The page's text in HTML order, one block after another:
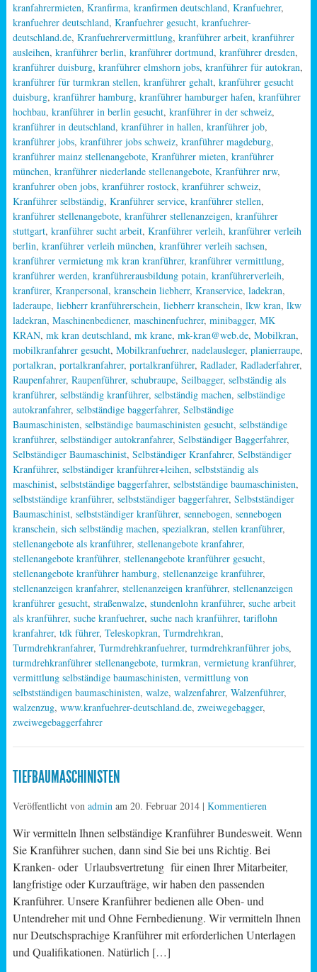
kranfahrermieten, Kranfirma, kranfirmen deutschland, Kranfuehrer,
kranfuehrer deutschland, Kranfuehrer gesucht, kranfuehrer-
deutschland.de, Kranfuehrervermittlung, kranführer arbeit, kranführer
ausleihen, kranführer berlin, kranführer dortmund, kranführer dresden,
kranführer duisburg, kranführer elmshorn jobs, kranführer für autokran,
kranführer für turmkran stellen, kranführer gehalt, kranführer gesucht
duisburg, kranführer hamburg, kranführer hamburger hafen, kranführer
hochbau, kranführer in berlin gesucht, kranführer in der schweiz,
kranführer in deutschland, kranführer in hallen, kranführer job,
kranführer jobs, kranführer jobs schweiz, kranführer magdeburg,
kranführer mainz stellenangebote, Kranführer mieten, kranführer
münchen, kranführer niederlande stellenangebote, Kranführer nrw,
kranfuhrer oben jobs, kranführer rostock, kranführer schweiz,
Kranführer selbständig, Kranführer service, kranführer stellen,
kranführer stellenangebote, kranführer stellenanzeigen, kranführer
stuttgart, kranführer sucht arbeit, Kranführer verleih, kranführer verleih
berlin, kranführer verleih münchen, kranführer verleih sachsen,
kranführer vermietung mk kran kranführer, kranführer vermittlung,
kranführer werden, kranführerausbildung potain, kranführerverleih,
kranfürer, Kranpersonal, kranschein liebherr, Kranservice, ladekran,
laderaupe, liebherr kranführerschein, liebherr kranschein, lkw kran, lkw
ladekran, Maschinenbediener, maschinenfuehrer, minibagger, MK
KRAN, mk kran deutschland, mk krane, mk-kran@web.de, Mobilkran,
mobilkranfahrer gesucht, Mobilkranfuehrer, nadelausleger, planierraupe,
portalkran, portalkranfahrer, portalkranführer, Radlader, Radladerfahrer,
Raupenfahrer, Raupenführer, schubraupe, Seilbagger, selbständig als
kranführer, selbständig kranführer, selbständig machen, selbständige
autokranfahrer, selbständige baggerfahrer, Selbständige
Baumaschinisten, selbständige baumaschinisten gesucht, selbständige
kranführer, selbständiger autokranfahrer, Selbständiger Baggerfahrer,
Selbständiger Baumaschinist, Selbständiger Kranfahrer, Selbständiger
Kranführer, selbständiger kranführer+leihen, selbstständig als
maschinist, selbstständige baggerfahrer, selbstständige baumaschinisten,
selbstständige kranführer, selbstständiger baggerfahrer, Selbstständiger
Baumaschinist, selbstständiger kranführer, sennebogen, sennebogen
kranschein, sich selbständig machen, spezialkran, stellen kranführer,
stellenangebote als kranführer, stellenangebote kranfahrer,
stellenangebote kranführer, stellenangebote kranführer gesucht,
stellenangebote kranführer hamburg, stellenanzeige kranführer,
stellenanzeigen kranfahrer, stellenanzeigen kranführer, stellenanzeigen
kranführer gesucht, straßenwalze, stundenlohn kranführer, suche arbeit
als kranführer, suche kranfuehrer, suche nach kranführer, tariflohn
kranfahrer, tdk führer, Teleskopkran, Turmdrehkran,
Turmdrehkranfahrer, Turmdrehkranfuehrer, turmdrehkranführer jobs,
turmdrehkranführer stellenangebote, turmkran, vermietung kranführer,
vermittlung selbständige baumaschinisten, vermittlung von
selbstständigen baumaschinisten, walze, walzenfahrer, Walzenführer,
walzenzug, www.kranfuehrer-deutschland.de, zweiwegebagger,
zweiwegebaggerfahrer
TIEFBAUMASCHINISTEN
Veröffentlicht von adminam 20. Februar 2014| Kommentieren
Wir vermitteln Ihnen selbständige Kranführer Bundesweit. Wenn
Sie Kranführer suchen, dann sind Sie bei uns Richtig. Bei
Kranken- oder Urlaubsvertretung für einen Ihrer Mitarbeiter,
langfristige oder Kurzaufträge, wir haben den passenden
Kranführer. Unsere Kranführer bedienen alle Oben- und
Untendreher mit und Ohne Fernbedienung. Wir vermitteln Ihnen
nur Deutschsprachige Kranführer mit erforderlichen Unterlagen
und Qualifikationen. Natürlich […]